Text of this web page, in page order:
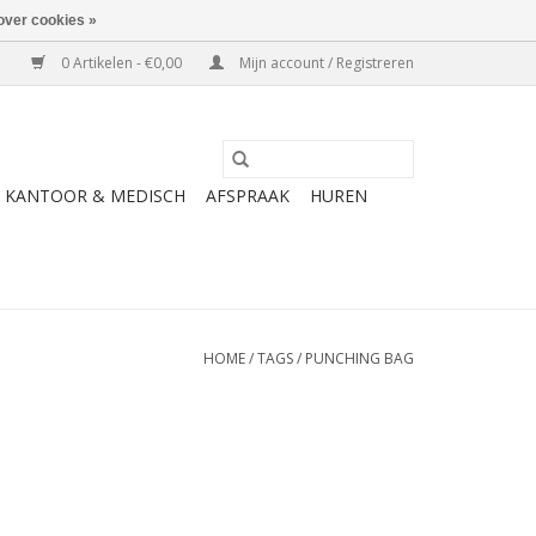
0 Artikelen - €0,00 Mijn account / Registreren
KANTOOR & MEDISCH AFSPRAAK HUREN
HOME/TAGS/ PUNCHING BAG
cookies »